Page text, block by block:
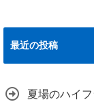
最近の投稿
夏場のハイ